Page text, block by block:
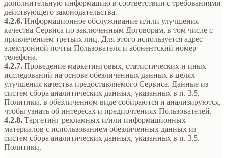
дополнительную информацию в соответствии с требованиями
действующего законодательства.
4.2.6. Информационное обслуживание и/или улучшения
качества Сервиса по заключенным Договорам, в том числе с
привлечением третьих лиц. Для этого используется адрес
электронной почты Пользователя и абонентский номер
телефона.
4.2.7. Проведение маркетинговых, статистических и иных
исследований на основе обезличенных данных в целях
улучшения качества предоставляемого Сервиса. Данные из
систем сбора аналитических данных, указанных в п. 3.5.
Политики, в обезличенном виде собираются и анализируются,
чтобы узнать об интересах и предпочтениях Пользователей.
4.2.8. Таргетинг рекламных и/или информационных
материалов с использованием обезличенных данных из
систем сбора аналитических данных, указанных в п. 3.5.
Политики.